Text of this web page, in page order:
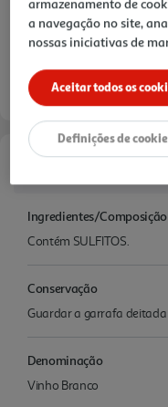
Ingredientes/Composição
Contém SULFITOS.
Conservação
Guardar a garrafa deitada
Denominação
Vinho Branco
a navegação no site,
nossas iniciativas de
Aceitar todos os
Definições de